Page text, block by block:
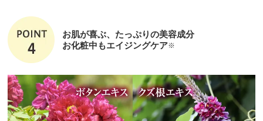
お肌が喜ぶ、たっぷりの美容成分
お化粧中もエイジングケア※